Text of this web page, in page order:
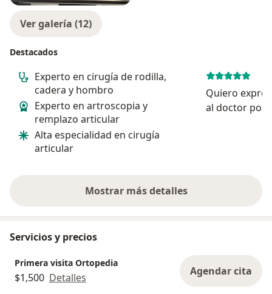
Ver galería (12)
Destacados
Experto en cirugía de rodilla,
cadera y hombro
Experto en artroscopia y
remplazo articular
Alta especialidad en cirugía
articular
Quiero
al doctor por
Mostrar más detalles
sobre la experiencia
Servicios y precios
Primera visita Ortopedia
$1,500 Detalles Agendar cita